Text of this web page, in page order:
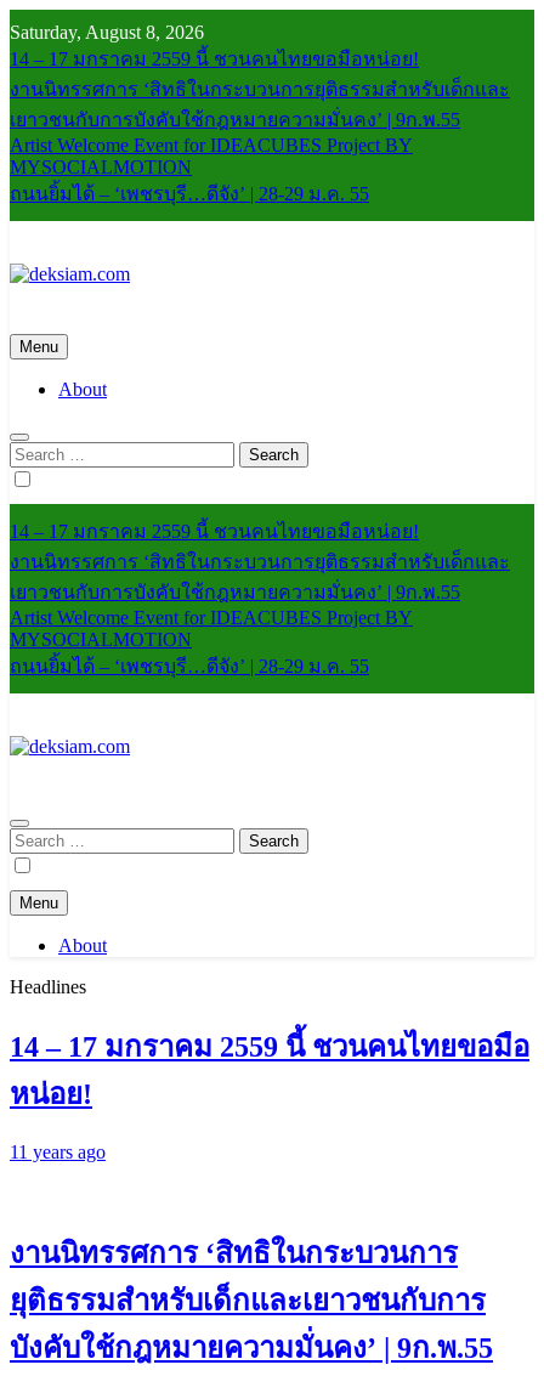
to
content
Saturday, August 8, 2026
14 – 17 มกราคม 2559 นี้ ชวนคนไทยขอมือหน่อย!
งานนิทรรศการ ‘สิทธิในกระบวนการยุติธรรมสำหรับเด็กและ
เยาวชนกับการบังคับใช้กฎหมายความมั่นคง’ | 9ก.พ.55
Artist Welcome Event for IDEACUBES Project BY
MYSOCIALMOTION
ถนนยิ้มได้ – ‘เพชรบุรี…ดีจัง’ | 28-29 ม.ค. 55
Menu
About
Search
for:
14 – 17 มกราคม 2559 นี้ ชวนคนไทยขอมือหน่อย!
งานนิทรรศการ ‘สิทธิในกระบวนการยุติธรรมสำหรับเด็กและ
เยาวชนกับการบังคับใช้กฎหมายความมั่นคง’ | 9ก.พ.55
Artist Welcome Event for IDEACUBES Project BY
MYSOCIALMOTION
ถนนยิ้มได้ – ‘เพชรบุรี…ดีจัง’ | 28-29 ม.ค. 55
Search
for:
Menu
About
Headlines
14 – 17 มกราคม 2559 นี้ ชวนคนไทยขอมือ
หน่อย!
11 years ago
งานนิทรรศการ ‘สิทธิในกระบวนการ
ยุติธรรมสำหรับเด็กและเยาวชนกับการ
บังคับใช้กฎหมายความมั่นคง’ | 9ก.พ.55